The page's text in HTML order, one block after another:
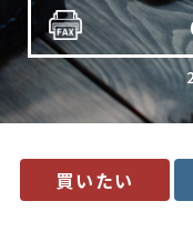
取り扱うとき
4. 個人情報の外
当社は、利用目的の達
扱いの全部又は一部を
は厳正な基準を設け、
5. 開示等の請求
買いたい